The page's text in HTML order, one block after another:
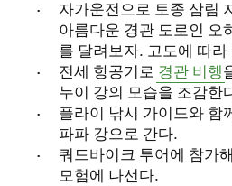
자가운전으로 토종 삼림
아름다운 경관 도로인 오
를 달려보자. 고도에 따
전세 항공기로 경관 비행
누이 강의 모습을 조감한
플라이 낚시 가이드와 함
파파 강으로 간다.
쿼드바이크 투어에 참가
모험에 나선다.